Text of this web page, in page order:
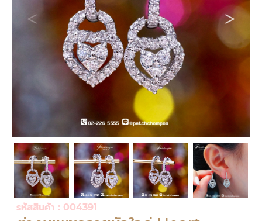
รหัสสินค้า : 004391